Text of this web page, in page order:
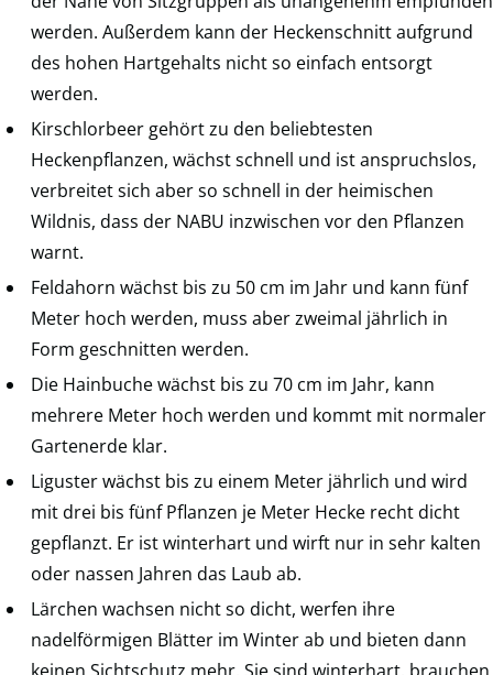
werden. Außerdem kann der Heckenschnitt aufgrund
des hohen Hartgehalts nicht so einfach entsorgt
werden.
Kirschlorbeer gehört zu den beliebtesten
Heckenpflanzen, wächst schnell und ist anspruchslos,
verbreitet sich aber so schnell in der heimischen
Wildnis, dass der NABU inzwischen vor den Pflanzen
warnt.
Feldahorn wächst bis zu 50 cm im Jahr und kann fünf
Meter hoch werden, muss aber zweimal jährlich in
Form geschnitten werden.
Die Hainbuche wächst bis zu 70 cm im Jahr, kann
mehrere Meter hoch werden und kommt mit normaler
Gartenerde klar.
Liguster wächst bis zu einem Meter jährlich und wird
mit drei bis fünf Pflanzen je Meter Hecke recht dicht
gepflanzt. Er ist winterhart und wirft nur in sehr kalten
oder nassen Jahren das Laub ab.
Lärchen wachsen nicht so dicht, werfen ihre
nadelförmigen Blätter im Winter ab und bieten dann